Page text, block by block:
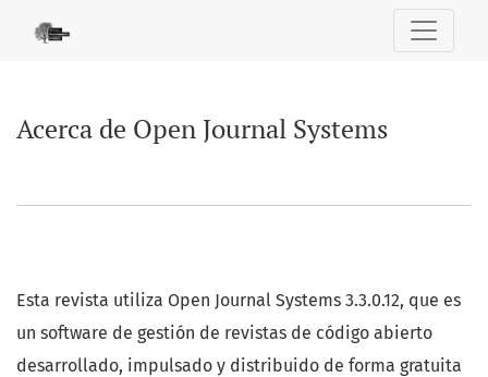
Acerca de Open Journal Systems
Esta revista utiliza Open Journal Systems 3.3.0.12, que es
un software de gestión de revistas de código abierto
desarrollado, impulsado y distribuido de forma gratuita